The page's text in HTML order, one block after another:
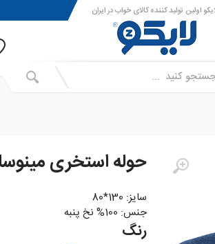
اولین تولید کننده کالای خواب در ایران
حوله استخری
سایز: 130*80
جنس: 100% نخ پنبه
رنگ